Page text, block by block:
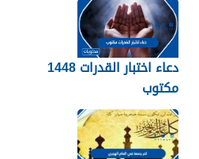
دعاء اختبار القدرات 1448
مكتوب